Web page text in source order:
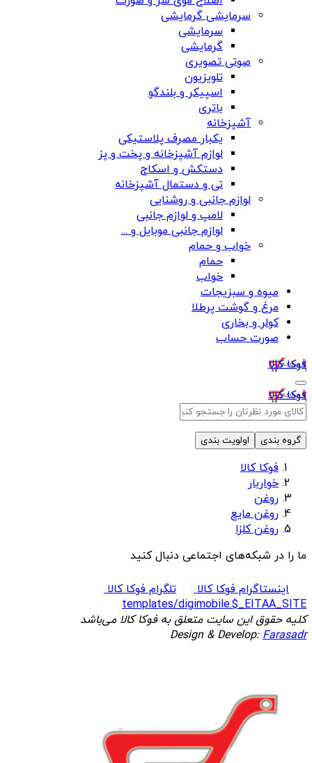
سرمایشی گرمایشی
سرمایشی
گرمایشی
صوتی تصویری
تلویزیون
اسپیکر و بلندگو
باتری
آشپزخانه
یکبار مصرف پلاستیکی
لوازم آشپزخانه و پخت و پز
دستکش و اسکاج
تی و دستمال آشپزخانه
لوازم جانبی و روشنایی
لامپ و لوازم جانبی
لوازم جانبی موبایل و ...
خواب و حمام
حمام
خواب
میوه و سبزیجات
مرغ و گوشت پرطلا
کولر و بخاری
صورت حساب
فوکا کالا
فوکا کالا
گروه بندی اولویت بندی
فوکا کالا
خواربار
روغن
روغن مایع
روغن کلزا
ما را در شبکه‌های اجتماعی دنبال کنید
اینستاگرام فوکا کالا
تلگرام فوکا کالا
templates/digimobile.$_EITAA_SITE
کلیه حقوق این سایت متعلق به فوکا کالا می‌باشد
Design & Develop:Farasadr